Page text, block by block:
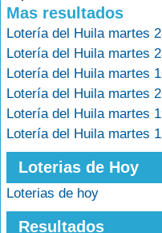
Mas resultados
Lotería del Huila martes
Lotería del Huila martes
Lotería del Huila martes
Lotería del Huila martes
Lotería del Huila martes
Lotería del Huila martes
Loterias de Hoy
Loterias de hoy
Resultados